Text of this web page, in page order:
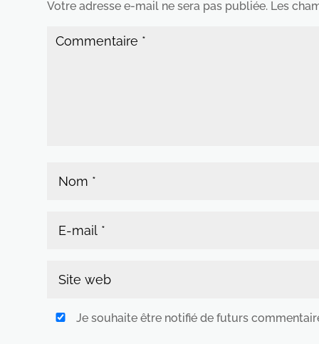
Votre adresse e-mail ne sera pas publiée. Les
Je souhaite être notifié de futurs